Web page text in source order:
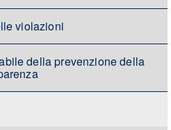
violazioni
della prevenzione della